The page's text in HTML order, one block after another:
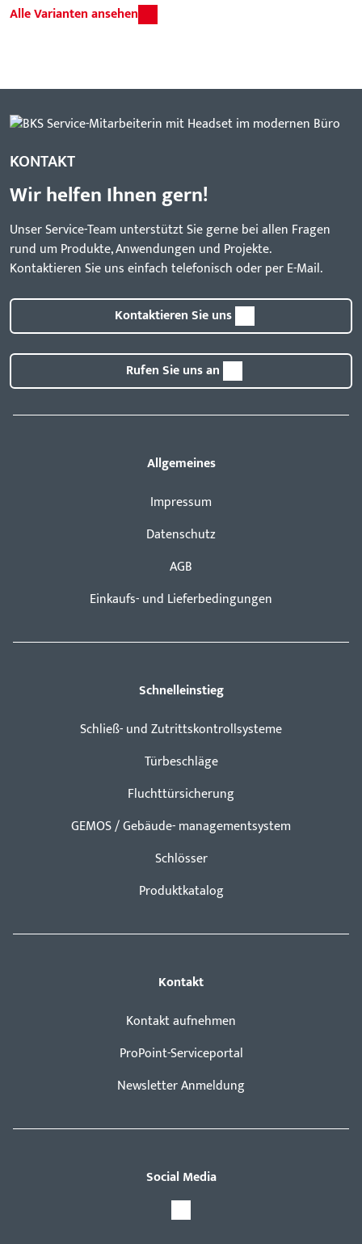
Alle Varianten ansehen
KONTAKT
Wir helfen Ihnen gern!
Unser Service-Team unterstützt Sie gerne bei allen Fragen
rund um Produkte, Anwendungen und Projekte.
Kontaktieren Sie uns einfach telefonisch oder per E-Mail.
Kontaktieren Sie uns
Rufen Sie uns an
Allgemeines
Impressum
Datenschutz
AGB
Einkaufs- und Lieferbedingungen
Schnelleinstieg
Schließ- und Zutrittskontrollsysteme
Türbeschläge
Fluchttürsicherung
GEMOS / Gebäude- managementsystem
Schlösser
Produktkatalog
Kontakt
Kontakt aufnehmen
ProPoint-Serviceportal
Newsletter Anmeldung
Social Media